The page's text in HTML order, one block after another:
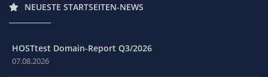
NEUESTE STARTSEITEN-NEWS
HOSTtest Domain-Report Q3/2026
07.08.2026